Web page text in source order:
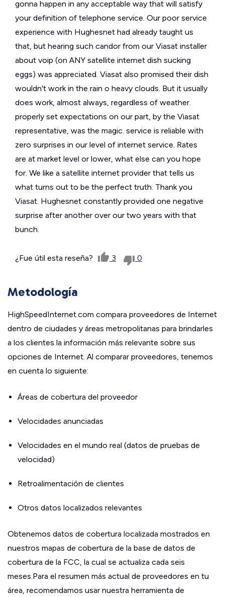
gonna happen in any acceptable way that will satisfy
your definition of telephone service. Our poor service
experience with Hughesnet had already taught us
that, but hearing such candor from our Viasat installer
about voip (on ANY satellite internet dish sucking
eggs) was appreciated. Viasat also promised their dish
wouldn't work in the rain o heavy clouds. But it usually
does work, almost always, regardless of weather.
properly set expectations on our part, by the Viasat
representative, was the magic. service is reliable with
zero surprises in our level of internet service. Rates
are at market level or lower, what else can you hope
for. We like a satellite internet provider that tells us
what turns out to be the perfect truth. Thank you
Viasat. Hughesnet constantly provided one negative
surprise after another over our two years with that
bunch.
¿Fue útil esta reseña? 3 0
Metodología
HighSpeedInternet.com compara proveedores de Internet
dentro de ciudades y áreas metropolitanas para brindarles
a los clientes la información más relevante sobre sus
opciones de Internet. Al comparar proveedores, tenemos
en cuenta lo siguiente:
Áreas de cobertura del proveedor
Velocidades anunciadas
Velocidades en el mundo real (datos de pruebas de
velocidad)
Retroalimentación de clientes
Otros datos localizados relevantes
Obtenemos datos de cobertura localizada mostrados en
nuestros mapas de cobertura de la base de datos de
cobertura de la FCC, la cual se actualiza cada seis
meses.Para el resumen más actual de proveedores en tu
área, recomendamos usar nuestra herramienta de